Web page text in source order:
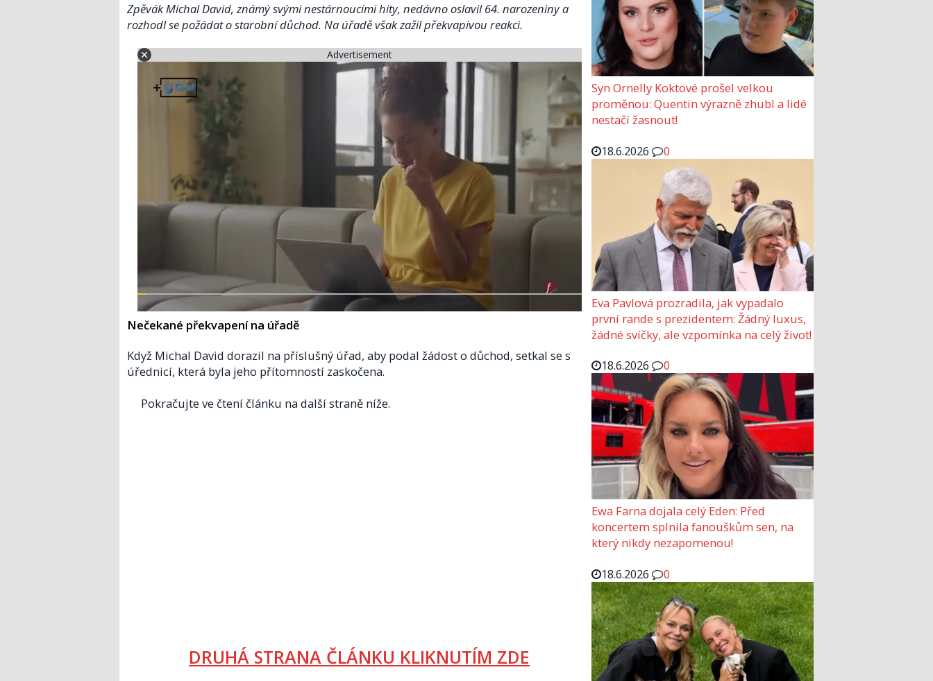
Zpěvák Michal David, známý svými nestárnoucími hity, nedávno oslavil 64. narozeniny a
rozhodl se požádat o starobní důchod. Na úřadě však zažil překvapivou reakci.
Advertisement
Nečekané překvapení na úřadě
Když Michal David dorazil na příslušný úřad, aby podal žádost o důchod, setkal se s
úřednicí, která byla jeho přítomností zaskočena.
Pokračujte ve čtení článku na další straně níže.
DRUHÁ STRANA ČLÁNKU KLIKNUTÍM ZDE
Syn Ornelly Koktové prošel velkou
proměnou: Quentin výrazně zhubl a lidé
nestačí žasnout!
18.6.2026
0
Eva Pavlová prozradila, jak vypadalo
první rande s prezidentem: Žádný luxus,
žádné svíčky, ale vzpomínka na celý život!
18.6.2026
0
Ewa Farna dojala celý Eden: Před
koncertem splnila fanouškům sen, na
který nikdy nezapomenou!
18.6.2026
0